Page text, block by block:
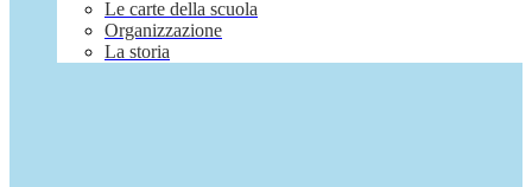
Le carte della scuola
Organizzazione
La storia